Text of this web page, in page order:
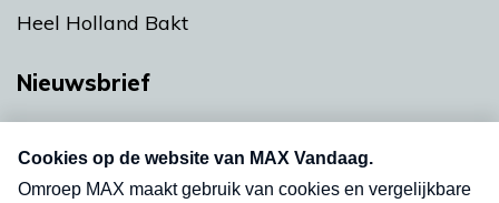
Heel Holland Bakt
Nieuwsbrief
nieuwsbrief. Elke vrijdag- en dinsdagochtend in
uw mailbox.